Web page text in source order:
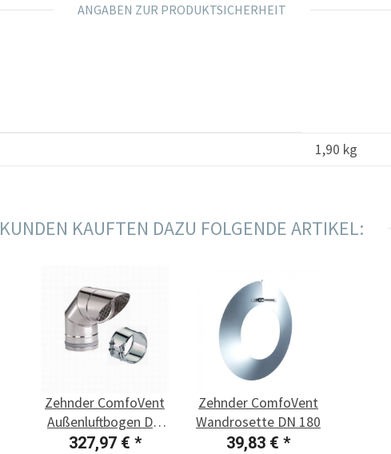
ANGABEN ZUR PRODUKTSICHERHEIT
1,90 kg
KUNDEN KAUFTEN DAZU FOLGENDE ARTIKEL:
Zehnder ComfoVent
Außenluftbogen DN
180
327,97 € *
Zehnder ComfoVent
Wandrosette DN 180
39,83 € *